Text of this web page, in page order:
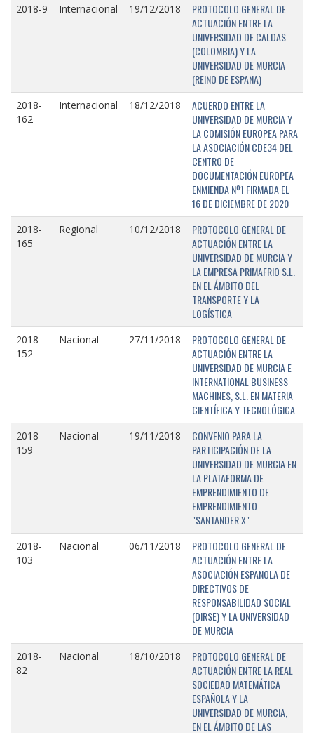
2018-9 Internacional 19/12/2018
PROTOCOLO GENERAL DE
ACTUACIÓN ENTRE LA
UNIVERSIDAD DE CALDAS
(COLOMBIA) Y LA
UNIVERSIDAD DE MURCIA
(REINO DE ESPAÑA)
2018-
162
Internacional 18/12/2018
ACUERDO ENTRE LA
UNIVERSIDAD DE MURCIA Y
LA COMISIÓN EUROPEA PARA
LA ASOCIACIÓN CDE34 DEL
CENTRO DE
DOCUMENTACIÓN EUROPEA
ENMIENDA Nº1 FIRMADA EL
16 DE DICIEMBRE DE 2020
2018-
165
Regional 10/12/2018
PROTOCOLO GENERAL DE
ACTUACIÓN ENTRE LA
UNIVERSIDAD DE MURCIA Y
LA EMPRESA PRIMAFRIO S.L.
EN EL ÁMBITO DEL
TRANSPORTE Y LA
LOGÍSTICA
2018-
152
Nacional 27/11/2018
PROTOCOLO GENERAL DE
ACTUACIÓN ENTRE LA
UNIVERSIDAD DE MURCIA E
INTERNATIONAL BUSINESS
MACHINES, S.L. EN MATERIA
CIENTÍFICA Y TECNOLÓGICA
2018-
159
Nacional 19/11/2018
CONVENIO PARA LA
PARTICIPACIÓN DE LA
UNIVERSIDAD DE MURCIA EN
LA PLATAFORMA DE
EMPRENDIMIENTO DE
EMPRENDIMIENTO
"SANTANDER X"
2018-
103
Nacional 06/11/2018
PROTOCOLO GENERAL DE
ACTUACIÓN ENTRE LA
ASOCIACIÓN ESPAÑOLA DE
DIRECTIVOS DE
RESPONSABILIDAD SOCIAL
(DIRSE) Y LA UNIVERSIDAD
DE MURCIA
2018-
82
Nacional 18/10/2018
PROTOCOLO GENERAL DE
ACTUACIÓN ENTRE LA REAL
SOCIEDAD MATEMÁTICA
ESPAÑOLA Y LA
UNIVERSIDAD DE MURCIA,
EN EL ÁMBITO DE LAS